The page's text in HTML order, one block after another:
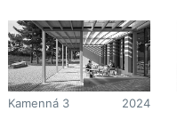
Kamenná 3 2024